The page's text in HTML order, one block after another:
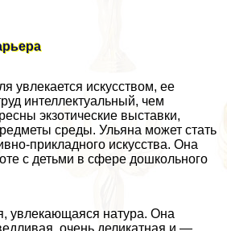
увлекается искусством, ее
интеллектуальный, чем
экзотические выставки,
среды. Ульяна может стать
прикладного искусства. Она
с детьми в сфере дошкольного
увлекающаяся натура. Она